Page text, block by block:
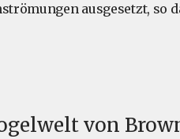
ausgesetzt, so
von